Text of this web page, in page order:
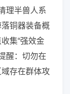
理半兽人系
铜器装备概
集“强效金
醒：切勿在
存在群体攻